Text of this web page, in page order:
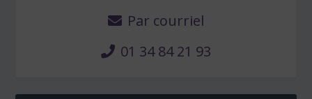
Par courriel
01 34 84 21 93